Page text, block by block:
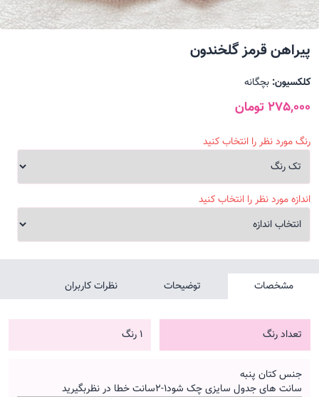
پیراهن قرمز گلخندون
کلکسیون: بچگانه
275,000 تومان
رنگ مورد نظر را انتخاب کنید
اندازه مورد نظر را انتخاب کنید
مشخصات توضیحات نظرات کاربران
تعداد رنگ 1 رنگ
جنس کتان پنبه
سانت های جدول سایزی چک شود۱-۲سانت خطا در نظربگیرید